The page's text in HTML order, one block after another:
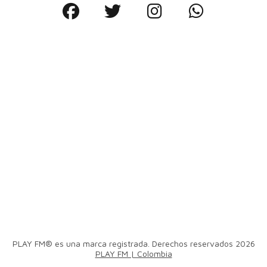
PLAY FM® es una marca registrada. Derechos reservados 2026
PLAY FM | Colombia